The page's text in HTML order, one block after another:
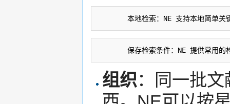
本地检索：NE 支持本地简单关
保存检索条件：NE 提供常用的
组织：同一批